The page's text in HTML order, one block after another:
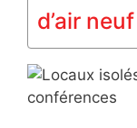
d’air neuf